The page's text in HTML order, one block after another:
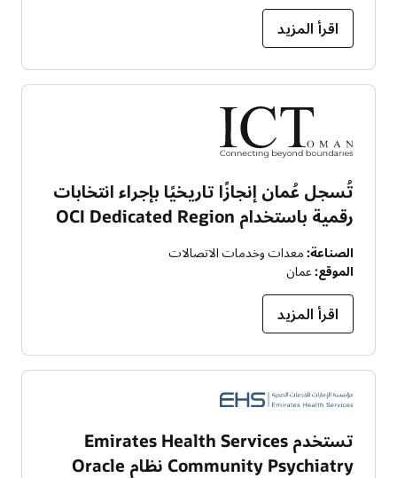
اقرأ المزيد
تُسجل عُمان إنجازًا تاريخيًا بإجراء انتخابات
رقمية باستخدام OCI Dedicated Region
الصناعة: معدات وخدمات الاتصالات
الموقع:عمان
اقرأ المزيد
تستخدم Emirates Health Services
Community Psychiatry نظام Oracle